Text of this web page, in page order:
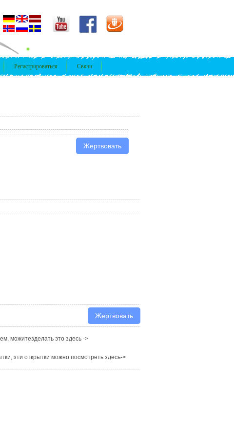
Регистрироваться Связи
можитезделать это здесь ->
зти открытки можно посмотреть здесь->